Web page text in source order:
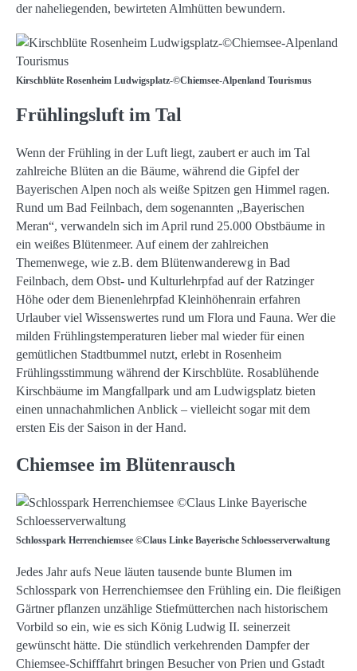
der naheliegenden, bewirteten Almhütten bewundern.
Kirschblüte Rosenheim Ludwigsplatz-©Chiemsee-Alpenland Tourismus
Frühlingsluft im Tal
Wenn der Frühling in der Luft liegt, zaubert er auch im Tal
zahlreiche Blüten an die Bäume, während die Gipfel der
Bayerischen Alpen noch als weiße Spitzen gen Himmel ragen.
Rund um Bad Feilnbach, dem sogenannten „Bayerischen
Meran“, verwandeln sich im April rund 25.000 Obstbäume in
ein weißes Blütenmeer. Auf einem der zahlreichen
Themenwege, wie z.B. dem Blütenwanderewg in Bad
Feilnbach, dem Obst- und Kulturlehrpfad auf der Ratzinger
Höhe oder dem Bienenlehrpfad Kleinhöhenrain erfahren
Urlauber viel Wissenswertes rund um Flora und Fauna. Wer die
milden Frühlingstemperaturen lieber mal wieder für einen
gemütlichen Stadtbummel nutzt, erlebt in Rosenheim
Frühlingsstimmung während der Kirschblüte. Rosablühende
Kirschbäume im Mangfallpark und am Ludwigsplatz bieten
einen unnachahmlichen Anblick – vielleicht sogar mit dem
ersten Eis der Saison in der Hand.
Chiemsee im Blütenrausch
Schlosspark Herrenchiemsee ©Claus Linke Bayerische Schloesserverwaltung
Jedes Jahr aufs Neue läuten tausende bunte Blumen im
Schlosspark von Herrenchiemsee den Frühling ein. Die fleißigen
Gärtner pflanzen unzählige Stiefmütterchen nach historischem
Vorbild so ein, wie es sich König Ludwig II. seinerzeit
gewünscht hätte. Die stündlich verkehrenden Dampfer der
Chiemsee-Schifffahrt bringen Besucher von Prien und Gstadt